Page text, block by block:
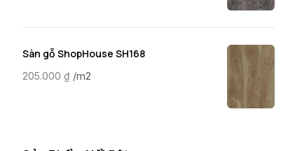
Sàn gỗ ShopHouse SH168
205.000 ₫ /m2